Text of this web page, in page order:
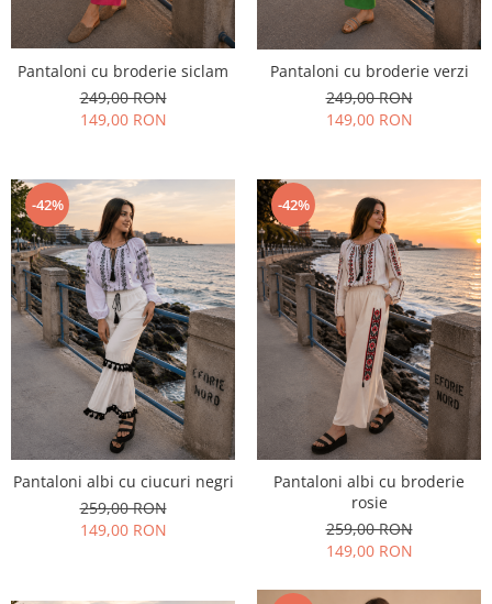
Pantaloni cu broderie siclam
249,00 RON
149,00 RON
Pantaloni cu broderie verzi
249,00 RON
149,00 RON
-42%
Pantaloni albi cu ciucuri negri
259,00 RON
149,00 RON
-42%
Pantaloni albi cu broderie
rosie
259,00 RON
149,00 RON